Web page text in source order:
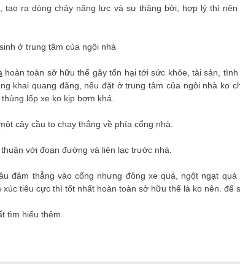
tạo ra dòng chảy năng lực và sự thăng bởi, hợp lý thì
ở trung tâm của ngôi nhà
hoàn toàn sở hữu thể gây tổn hại tới sức khỏe, tài sản,
khai quang đãng, nếu đặt ở trung tâm của ngôi nhà ko
lốp xe ko kịp bơm khá.
cây cầu to chạy thẳng về phía cổng nhà.
với đoạn đường và liên lạc trước nhà.
đâm thẳng vào cổng nhưng đông xe quá, ngột ngạt
tiêu cực thì tốt nhất hoàn toàn sở hữu thể là ko nên. để
tìm hiểu thêm